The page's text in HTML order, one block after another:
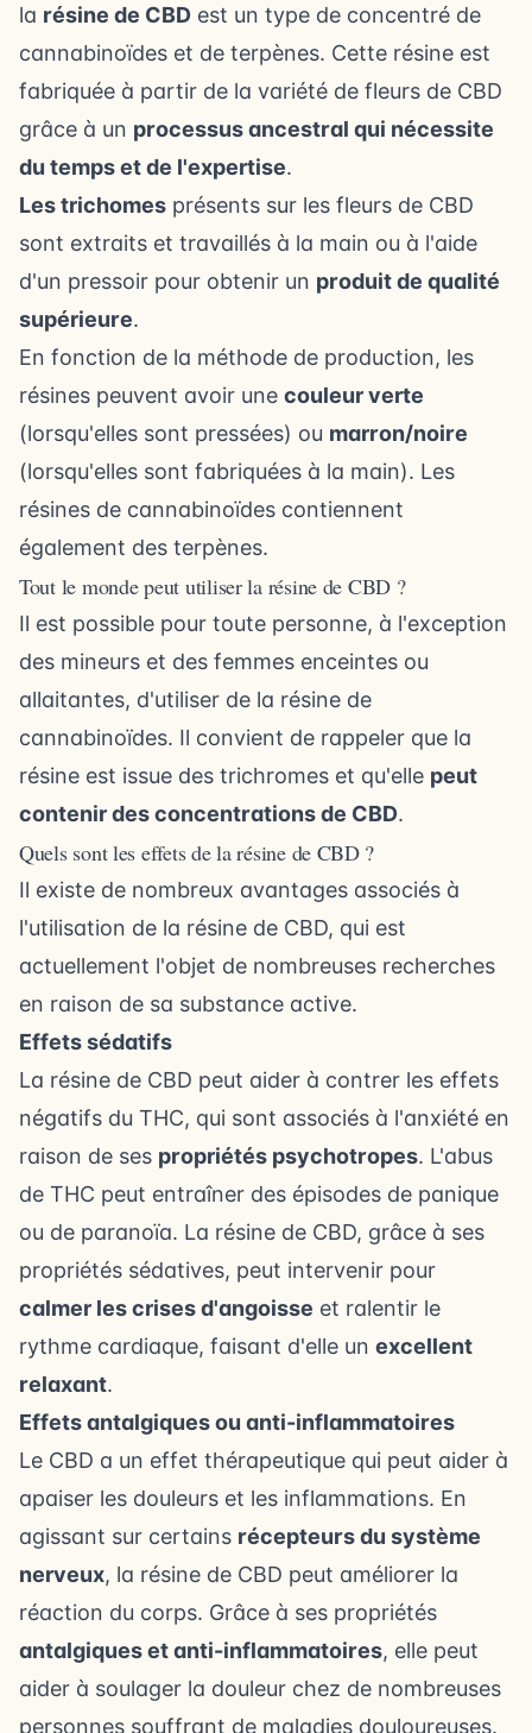
la résine de CBD est un type de concentré de
cannabinoïdes et de terpènes. Cette résine est
fabriquée à partir de la variété de fleurs de CBD
grâce à un processus ancestral qui nécessite
du temps et de l'expertise.
Les trichomes présents sur les fleurs de CBD
sont extraits et travaillés à la main ou à l'aide
d'un pressoir pour obtenir un produit de qualité
supérieure.
En fonction de la méthode de production, les
résines peuvent avoir une couleur verte
(lorsqu'elles sont pressées) ou marron/noire
(lorsqu'elles sont fabriquées à la main). Les
résines de cannabinoïdes contiennent
également des terpènes.
Tout le monde peut utiliser la résine de CBD ?
Il est possible pour toute personne, à l'exception
des mineurs et des femmes enceintes ou
allaitantes, d'utiliser de la résine de
cannabinoïdes. Il convient de rappeler que la
résine est issue des trichromes et qu'elle peut
contenir des concentrations de CBD.
Quels sont les effets de la résine de CBD ?
Il existe de nombreux avantages associés à
l'utilisation de la résine de CBD, qui est
actuellement l'objet de nombreuses recherches
en raison de sa substance active.
Effets sédatifs
La résine de CBD peut aider à contrer les effets
négatifs du THC, qui sont associés à l'anxiété en
raison de ses propriétés psychotropes. L'abus
de THC peut entraîner des épisodes de panique
ou de paranoïa. La résine de CBD, grâce à ses
propriétés sédatives, peut intervenir pour
calmer les crises d'angoisse et ralentir le
rythme cardiaque, faisant d'elle un excellent
relaxant.
Effets antalgiques ou anti-inflammatoires
Le CBD a un effet thérapeutique qui peut aider à
apaiser les douleurs et les inflammations. En
agissant sur certains récepteurs du système
nerveux, la résine de CBD peut améliorer la
réaction du corps. Grâce à ses propriétés
antalgiques et anti-inflammatoires, elle peut
aider à soulager la douleur chez de nombreuses
personnes souffrant de maladies douloureuses.